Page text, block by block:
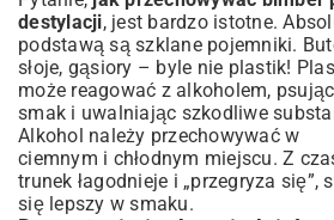
destylacji, jest bardzo istotne.
podstawą są szklane pojemniki.
słoje, gąsiory – byle nie plastik!
może reagować z alkoholem,
smak i uwalniając szkodliwe
Alkohol należy przechowywać w
ciemnym i chłodnym miejscu. Z
trunek łagodnieje i „przegryza się”,
się lepszy w smaku.